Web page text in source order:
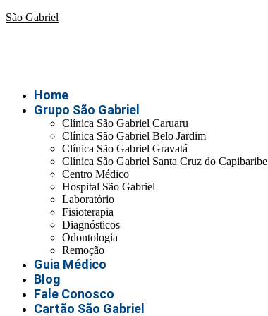
São Gabriel
Home
Grupo São Gabriel
Clínica São Gabriel Caruaru
Clínica São Gabriel Belo Jardim
Clínica São Gabriel Gravatá
Clínica São Gabriel Santa Cruz do Capibaribe
Centro Médico
Hospital São Gabriel
Laboratório
Fisioterapia
Diagnósticos
Odontologia
Remoção
Guia Médico
Blog
Fale Conosco
Cartão São Gabriel